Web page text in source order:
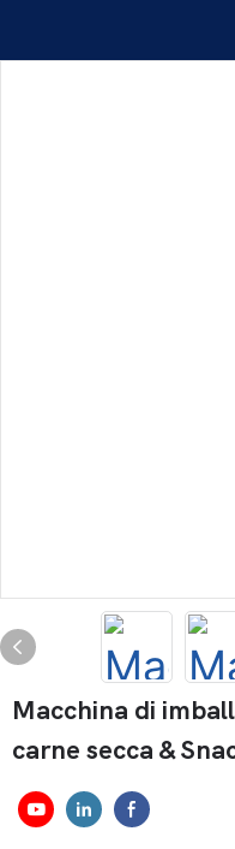
Macchina di
carne secca &